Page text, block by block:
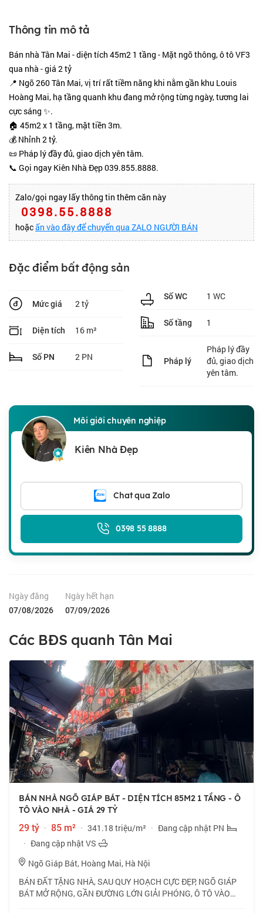
Thông tin mô tả
Bán nhà Tân Mai - diện tích 45m2 1 tầng - Mặt ngõ thông, ô tô VF3
qua nhà - giá 2 tỷ
📍 Ngõ 260 Tân Mai, vị trí rất tiềm năng khi nằm gần khu Louis
Hoàng Mai, hạ tầng quanh khu đang mở rộng từng ngày, tương lai
cực sáng ✨.
🏠 45m2 x 1 tầng, mặt tiền 3m.
💰 Nhỉnh 2 tỷ.
📜 Pháp lý đầy đủ, giao dịch yên tâm.
📞 Gọi ngay Kiên Nhà Đẹp 039.855.8888.
Zalo/gọi ngay lấy thông tin thêm căn này
0398.55.8888
hoặcấn vào đây để chuyển qua ZALO NGƯỜI BÁN
Đặc điểm bất động sản
Mức giá 2 tỷ
Diện tích 16 m²
Số PN 2 PN
Số WC 1 WC
Số tầng 1
Pháp lý
Pháp lý đầy
đủ, giao dịch
yên tâm.
Môi giới chuyên nghiệp
Kiên Nhà Đẹp
Chat qua Zalo
0398 55 8888
Ngày đăng
07/08/2026
Ngày hết hạn
07/09/2026
Các BĐS quanh Tân Mai
BÁN NHÀ NGÕ GIÁP BÁT - DIỆN TÍCH 85M2 1 TẦNG - Ô
TÔ VÀO NHÀ - GIÁ 29 TỶ
29 tỷ · 85 m² · 341.18 triệu/m² · Đang cập nhật PN
· Đang cập nhật VS
Ngõ Giáp Bát, Hoàng Mai, Hà Nội
BÁN ĐẤT TẶNG NHÀ, SAU QUY HOẠCH CỰC ĐẸP, NGÕ GIÁP
BÁT MỞ RỘNG, GẦN ĐƯỜNG LỚN GIẢI PHÓNG, Ô TÔ VÀO